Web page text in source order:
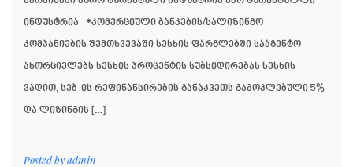
ინდუსტრია *კომერციული ბანკების/სალიზინგო
კომპანიების შემთხვევაში სესხის ფარგლებში სააგენტო
ახორციელებს სესხის პროცენტის სუბსიდირებას სესხის
ვადით, სებ-ის რეფინანსირების განაკვეთს გამოკლებული 5%
და ლიზინგის […]
Posted byadmin